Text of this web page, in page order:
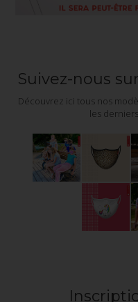
Suivez-nous
Découvrez ici tous nos
les